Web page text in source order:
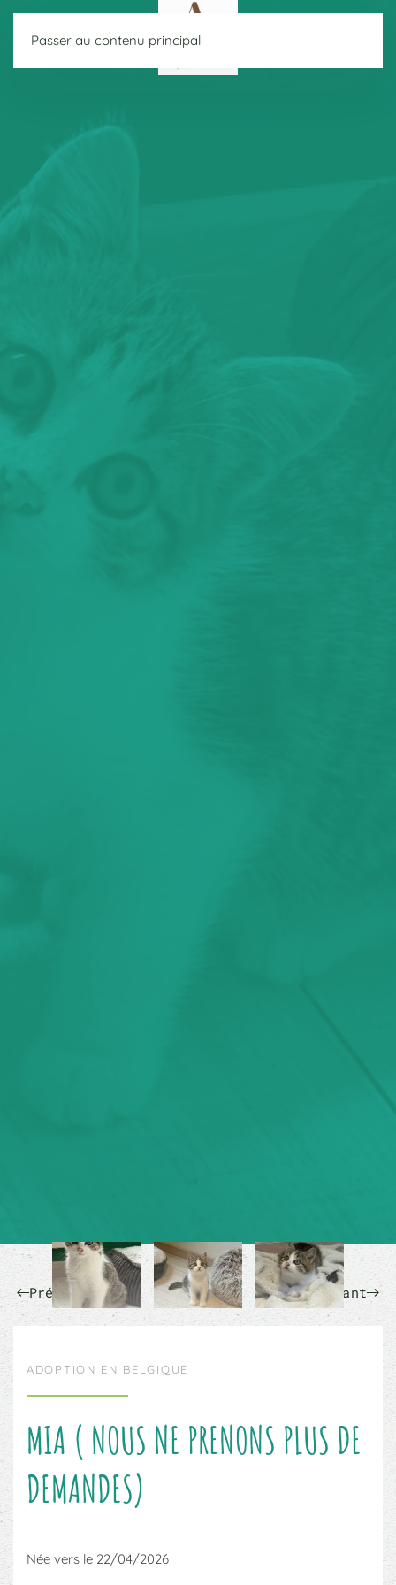
Passer au contenu principal
Précédent Suivant
ADOPTION EN BELGIQUE
MIA ( NOUS NE PRENONS PLUS DE
DEMANDES)
Née vers le 22/04/2026